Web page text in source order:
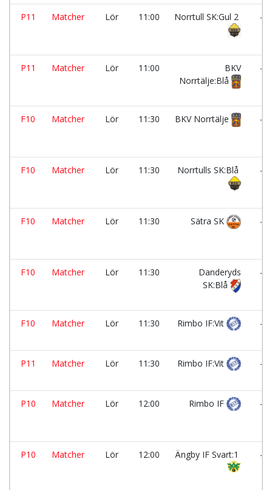
P11 Matcher Lör 11:00 Norrtull SK:Gul 2 -
P11 Matcher Lör 11:00
BKV
Norrtälje:Blå
-
F10 Matcher Lör 11:30 BKV Norrtälje -
F10 Matcher Lör 11:30 Norrtulls SK:Blå -
F10 Matcher Lör 11:30 Sätra SK -
F10 Matcher Lör 11:30
Danderyds
SK:Blå
-
F10 Matcher Lör 11:30 Rimbo IF:Vit -
P11 Matcher Lör 11:30 Rimbo IF:Vit -
P10 Matcher Lör 12:00 Rimbo IF -
P10 Matcher Lör 12:00 Ängby IF Svart:1 -